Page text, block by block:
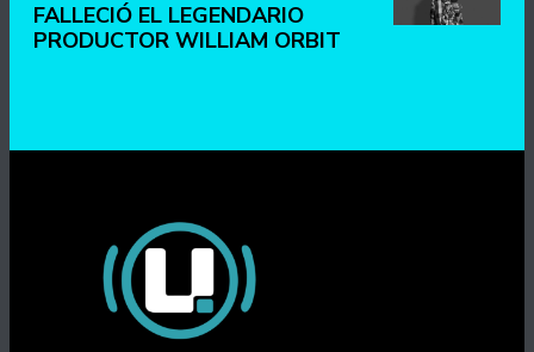
FALLECIÓ EL LEGENDARIO
PRODUCTOR WILLIAM ORBIT